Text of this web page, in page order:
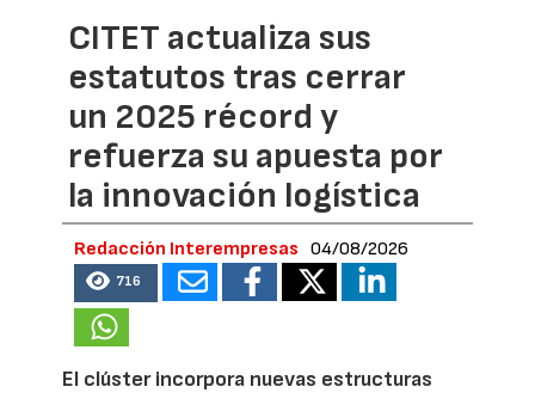
CITET actualiza sus
estatutos tras cerrar
un 2025 récord y
refuerza su apuesta por
la innovación logística
Redacción Interempresas 04/08/2026
716
El clúster incorpora nuevas estructuras